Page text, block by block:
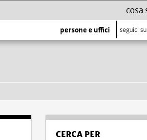
persone e uffici seguici su
CERCA PER